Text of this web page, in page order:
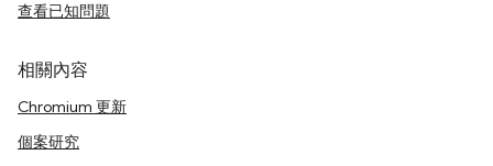
查看已知問題
相關內容
Chromium 更新
個案研究